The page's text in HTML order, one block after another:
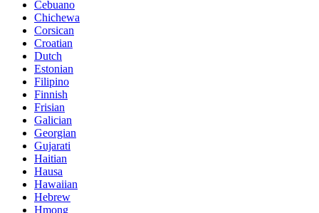
Cebuano
Chichewa
Corsican
Croatian
Dutch
Estonian
Filipino
Finnish
Frisian
Galician
Georgian
Gujarati
Haitian
Hausa
Hawaiian
Hebrew
Hmong